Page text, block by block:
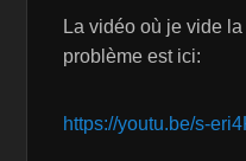
La vidéo où je vide
problème est ici:
https://youtu.be/s-